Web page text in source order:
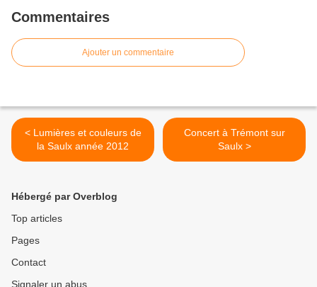
Commentaires
Ajouter un commentaire
< Lumières et couleurs de
la Saulx année 2012
Concert à Trémont sur
Saulx >
Hébergé par Overblog
Top articles
Pages
Contact
Signaler un abus